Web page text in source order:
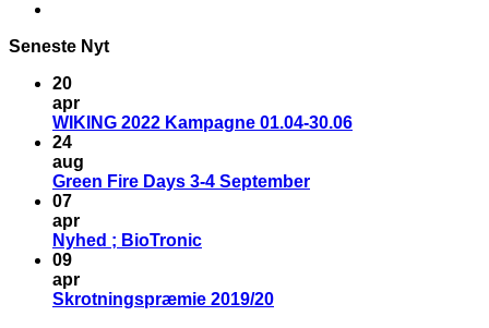
Seneste Nyt
20
apr
WIKING 2022 Kampagne 01.04-30.06
24
aug
Green Fire Days 3-4 September
07
apr
Nyhed ; BioTronic
09
apr
Skrotningspræmie 2019/20